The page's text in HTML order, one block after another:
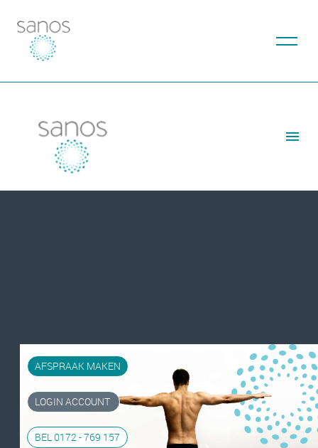
AFSPRAAK MAKEN
LOGIN ACCOUNT
BEL 0172 - 769 157